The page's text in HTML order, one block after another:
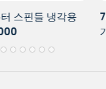
스핀들 냉각